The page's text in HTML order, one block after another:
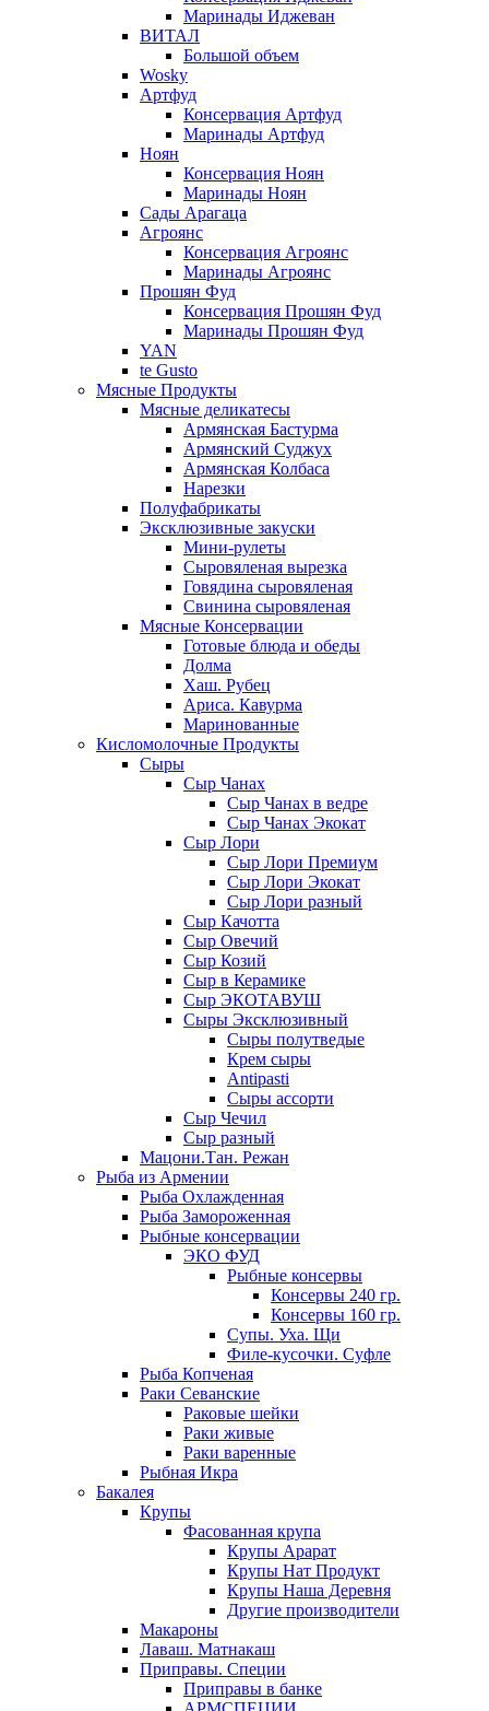
Маринады Иджеван
ВИТАЛ
Большой объем
Wosky
Артфуд
Консервация Артфуд
Маринады Артфуд
Ноян
Консервация Ноян
Маринады Ноян
Сады Арагаца
Агроянс
Консервация Агроянс
Маринады Агроянс
Прошян Фуд
Консервация Прошян Фуд
Маринады Прошян Фуд
YAN
te Gusto
Мясные Продукты
Мясные деликатесы
Армянская Бастурма
Армянский Суджух
Армянская Колбаса
Нарезки
Полуфабрикаты
Эксклюзивные закуски
Мини-рулеты
Сыровяленая вырезка
Говядина сыровяленая
Свинина сыровяленая
Мясные Консервации
Готовые блюда и обеды
Долма
Хаш. Рубец
Ариса. Кавурма
Маринованные
Кисломолочные Продукты
Сыры
Сыр Чанах
Сыр Чанах в ведре
Сыр Чанах Экокат
Сыр Лори
Сыр Лори Премиум
Сыр Лори Экокат
Сыр Лори разный
Сыр Качотта
Сыр Овечий
Сыр Козий
Сыр в Керамике
Сыр ЭКОТАВУШ
Сыры Эксклюзивный
Сыры полутведые
Крем сыры
Antipasti
Сыры ассорти
Сыр Чечил
Сыр разный
Мацони.Тан. Режан
Рыба из Армении
Рыба Охлажденная
Рыба Замороженная
Рыбные консервации
ЭКО ФУД
Рыбные консервы
Консервы 240 гр.
Консервы 160 гр.
Супы. Уха. Щи
Филе-кусочки. Суфле
Рыба Копченая
Раки Севанские
Раковые шейки
Раки живые
Раки варенные
Рыбная Икра
Бакалея
Крупы
Фасованная крупа
Крупы Арарат
Крупы Нат Продукт
Крупы Наша Деревня
Другие производители
Макароны
Лаваш. Матнакаш
Приправы. Специи
Приправы в банке